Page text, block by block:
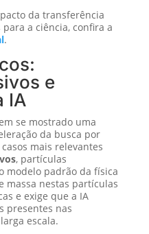
da transferência
a ciência, confira a
.
e
IA
se mostrado uma
da busca por
mais relevantes
, partículas
modelo padrão da física
massa nestas partículas
e exige que a IA
presentes nas
escala.